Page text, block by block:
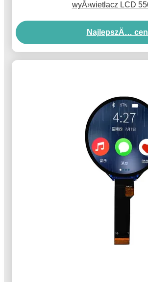
wyÅ›wietlacz LCD
NajlepszÄ…